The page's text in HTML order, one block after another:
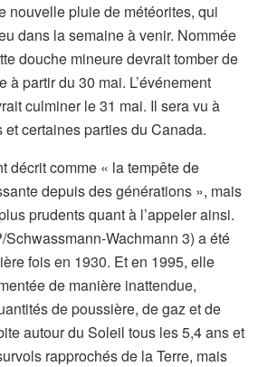
nouvelle pluie de météorites, qui
dans la semaine à venir. Nommée
douche mineure devrait tomber de
à partir du 30 mai. L’événement
culminer le 31 mai. Il sera vu à
certaines parties du Canada.
décrit comme « la tempête de
depuis des générations », mais
prudents quant à l’appeler ainsi.
Schwassmann-Wachmann 3) a été
fois en 1930. Et en 1995, elle
de manière inattendue,
de poussière, de gaz et de
autour du Soleil tous les 5,4 ans et
rapprochés de la Terre, mais